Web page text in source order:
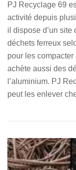
PJ Recyclage 69
activité depuis
il dispose d’un site
déchets ferreux
pour les compacter
achète aussi des
l’aluminium. PJ
peut les enlever